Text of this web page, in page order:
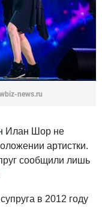
news.ru
Илан Шор не
артистки.
сообщили лишь
в 2012 году